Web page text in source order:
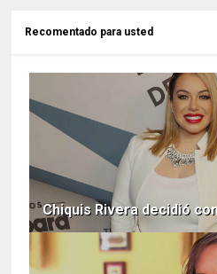
Recomentado para usted
Chiquis Rivera decidió